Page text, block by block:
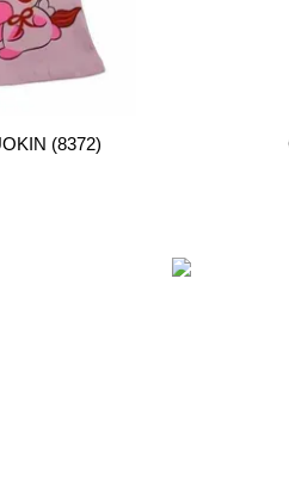
(8372)